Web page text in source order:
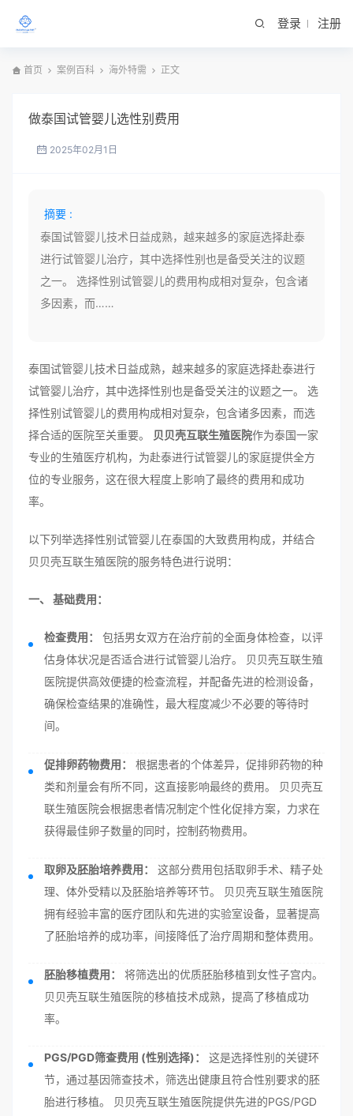
登录 注册
首页 案例百科 海外特需 正文
做泰国试管婴儿选性别费用
2025年02月1日
摘要 :
泰国试管婴儿技术日益成熟，越来越多的家庭选择赴泰
进行试管婴儿治疗，其中选择性别也是备受关注的议题
之一。 选择性别试管婴儿的费用构成相对复杂，包含诸
多因素，而……
泰国试管婴儿技术日益成熟，越来越多的家庭选择赴泰进行
试管婴儿治疗，其中选择性别也是备受关注的议题之一。 选
择性别试管婴儿的费用构成相对复杂，包含诸多因素，而选
择合适的医院至关重要。
贝贝壳互联生殖医院作为泰国一家
专业的生殖医疗机构，为赴泰进行试管婴儿的家庭提供全方
位的专业服务，这在很大程度上影响了最终的费用和成功
率。
以下列举选择性别试管婴儿在泰国的大致费用构成，并结合
贝贝壳互联生殖医院的服务特色进行说明：
一、 基础费用：
检查费用：
包括男女双方在治疗前的全面身体检查，以评
估身体状况是否适合进行试管婴儿治疗。 贝贝壳互联生殖
医院提供高效便捷的检查流程，并配备先进的检测设备，
确保检查结果的准确性，最大程度减少不必要的等待时
间。
促排卵药物费用：
根据患者的个体差异，促排卵药物的种
类和剂量会有所不同，这直接影响最终的费用。 贝贝壳互
联生殖医院会根据患者情况制定个性化促排方案，力求在
获得最佳卵子数量的同时，控制药物费用。
取卵及胚胎培养费用：
这部分费用包括取卵手术、精子处
理、体外受精以及胚胎培养等环节。 贝贝壳互联生殖医院
拥有经验丰富的医疗团队和先进的实验室设备，显著提高
了胚胎培养的成功率，间接降低了治疗周期和整体费用。
胚胎移植费用：
将筛选出的优质胚胎移植到女性子宫内。
贝贝壳互联生殖医院的移植技术成熟，提高了移植成功
率。
PGS/PGD筛查费用 (性别选择)：
这是选择性别的关键环
节，通过基因筛查技术，筛选出健康且符合性别要求的胚
胎进行移植。 贝贝壳互联生殖医院提供先进的PGS/PGD